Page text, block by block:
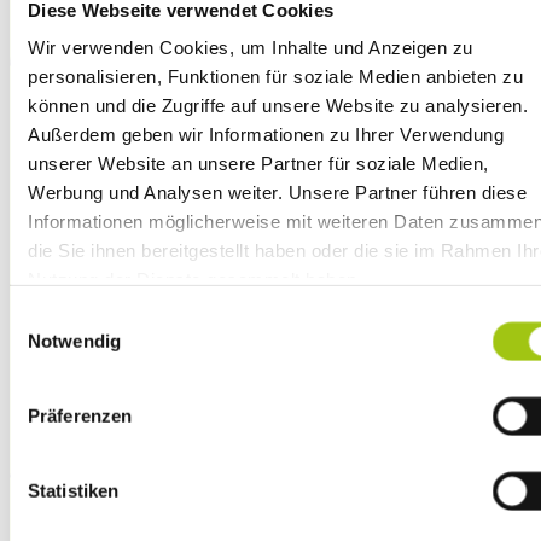
Diese Webseite verwendet Cookies
Wir verwenden Cookies, um Inhalte und Anzeigen zu
personalisieren, Funktionen für soziale Medien anbieten zu
können und die Zugriffe auf unsere Website zu analysieren.
Außerdem geben wir Informationen zu Ihrer Verwendung
unserer Website an unsere Partner für soziale Medien,
Werbung und Analysen weiter. Unsere Partner führen diese
Informationen möglicherweise mit weiteren Daten
die Sie ihnen bereitgestellt haben oder die sie im Rahmen
Art. 13 DSGVO
Notwendig
Präferenzen
Statistiken